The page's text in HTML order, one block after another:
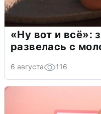
«Ну вот и всё»:
развелась с
6 августа 116